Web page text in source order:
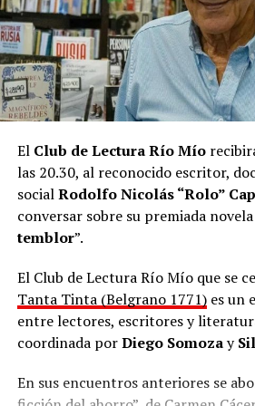
casete.
“También hay un par de beats que
agregó Maniatic desde Paraguay,
años.
El Club de Lectura Río Mío
las 20.30, al reconocido escritor,
socialRodolfo Nicolás “Rolo”
conversar sobre su premiada novela
temblor”.
El Club de Lectura Río Mío que se
Tanta Tinta (Belgrano 1771)es un
entre lectores, escritores y
coordinada porDiego Somozay
En sus encuentros anteriores se